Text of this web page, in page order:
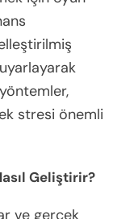
etkileşimli
öğrenme
daha
Örneğin,